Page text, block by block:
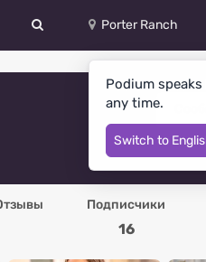
Porter Ranch
Podium
any time.
Switch to
Подписчики
16